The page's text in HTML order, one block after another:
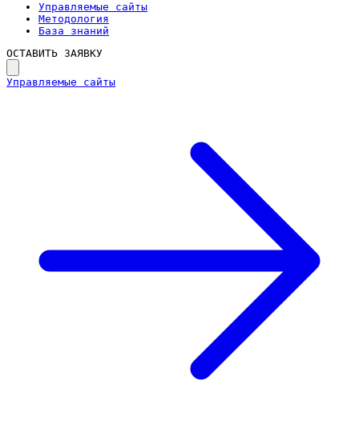
Управляемые сайты
Методология
База знаний
ОСТАВИТЬ ЗАЯВКУ
Управляемые сайты